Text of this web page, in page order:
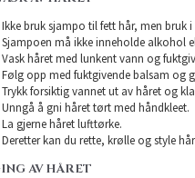
Ikke bruk sjampo til fett hår, men bruk
Sjampoen må ikke inneholde alkohol
Vask håret med lunkent vann og
Følg opp med fuktgivende balsam og
Trykk forsiktig vannet ut av håret og
Unngå å gni håret tørt med håndkleet.
La gjerne håret lufttørke.
Deretter kan du rette, krølle og style
AV HÅRET